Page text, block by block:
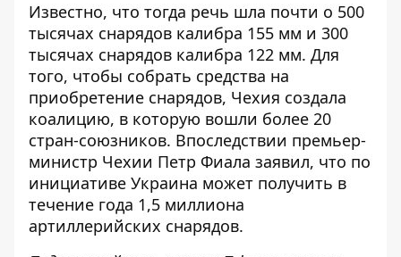
Известно, что тогда речь шла почти о 500
тысячах снарядов калибра 155 мм и 300
тысячах снарядов калибра 122 мм. Для
того, чтобы собрать средства на
приобретение снарядов, Чехия создала
коалицию, в которую вошли более 20
стран-союзников. Впоследствии премьер-
министр Чехии Петр Фиала заявил, что по
инициативе Украина может получить в
течение года 1,5 миллиона
артиллерийских снарядов.